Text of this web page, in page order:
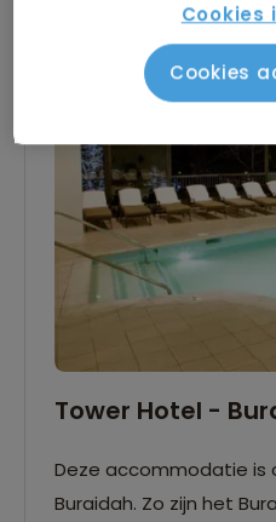
Tower Hotel -
Deze accommodatie is
Buraidah. Zo zijn het
Cookies
Cookies